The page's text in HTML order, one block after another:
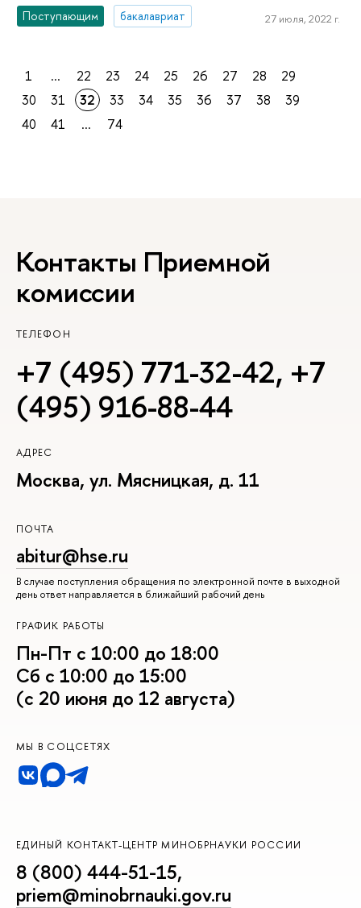
Поступающим бакалавриат 27 июля, 2022 г.
1 ... 22 23 24 25 26 27 28
29
30
31 32 33 34 35 36 37 38
39
40
41 ... 74
Контакты Приемной
комиссии
ТЕЛЕФОН
+7 (495) 771-32-42, +7
(495) 916-88-44
АДРЕС
Москва, ул. Мясницкая, д. 11
ПОЧТА
abitur@hse.ru
В случае поступления обращения по электронной почте в выходной
день ответ направляется в ближайший рабочий день
ГРАФИК РАБОТЫ
Пн-Пт с 10:00 до 18:00
Сб с 10:00 до 15:00
(с 20 июня до 12 августа)
МЫ В СОЦСЕТЯХ
ЕДИНЫЙ КОНТАКТ-ЦЕНТР МИНОБРНАУКИ РОССИИ
8 (800) 444-51-15,
priem@minobrnauki.gov.ru